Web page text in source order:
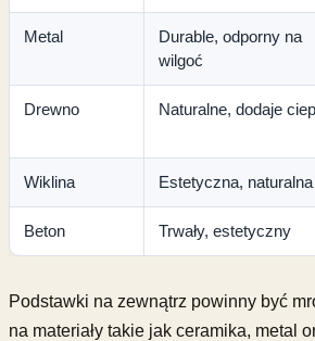
Metal
Durable, odporny na
wilgoć
Drewno Naturalne, dodaje
Wiklina Estetyczna, naturalna
Beton Trwały, estetyczny
Podstawki na zewnątrz powinny być
na materiały takie jak ceramika, metal